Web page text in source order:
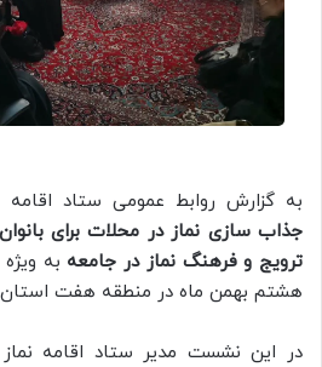
به گزارش روابط عمومی ستاد اقامه
جذاب سازی نماز در محلات برای بانوان
ترویج و فرهنگ نماز در جامعه به
هشتم بهمن ماه در منطقه هفت استان
در این نشست مدیر ستاد اقامه